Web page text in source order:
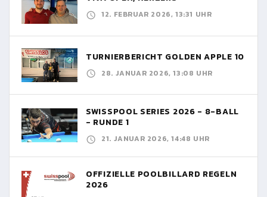
12. FEBRUAR 2026, 13:31 UHR
TURNIERBERICHT GOLDEN APPLE 10
28. JANUAR 2026, 13:08 UHR
SWISSPOOL SERIES 2026 - 8-BALL
- RUNDE 1
21. JANUAR 2026, 14:48 UHR
OFFIZIELLE POOLBILLARD REGELN
2026